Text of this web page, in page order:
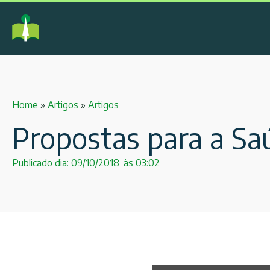
Home » Artigos » Artigos
Propostas para a
Publicado dia: 09/10/2018 às 03:02